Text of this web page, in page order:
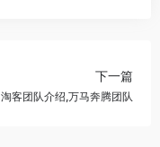
下一篇
淘客团队介绍,万马奔腾团队